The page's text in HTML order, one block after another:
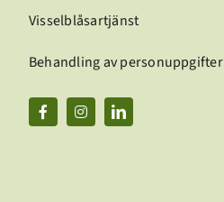
Visselblåsartjänst
Behandling av personuppgifter